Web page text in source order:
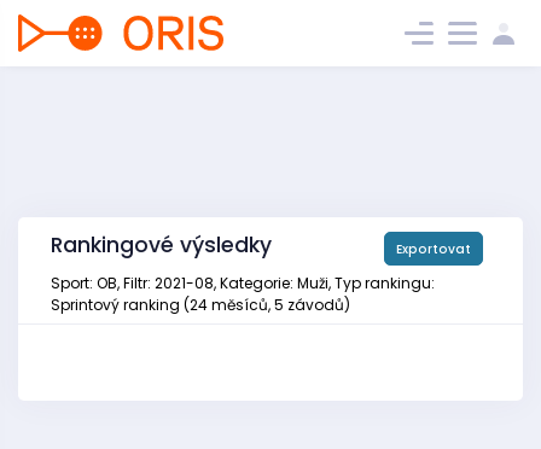
Rankingové výsledky Exportovat
Sport: OB, Filtr: 2021-08, Kategorie: Muži, Typ rankingu:
Sprintový ranking (24 měsíců, 5 závodů)